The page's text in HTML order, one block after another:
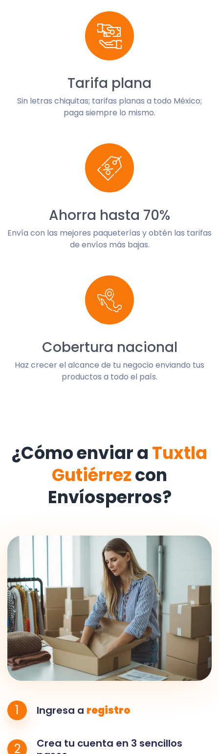
Tarifa plana
Sin letras chiquitas; tarifas planas a todo México;
paga siempre lo mismo.
Ahorra hasta 70%
Envía con las mejores paqueterías y obtén las tarifas
de envíos más bajas.
Cobertura nacional
Haz crecer el alcance de tu negocio enviando tus
productos a todo el país.
¿Cómo enviar a Tuxtla
Gutiérrezcon
Envíosperros?
1 Ingresa a registro
2
Crea tu cuenta en 3 sencillos